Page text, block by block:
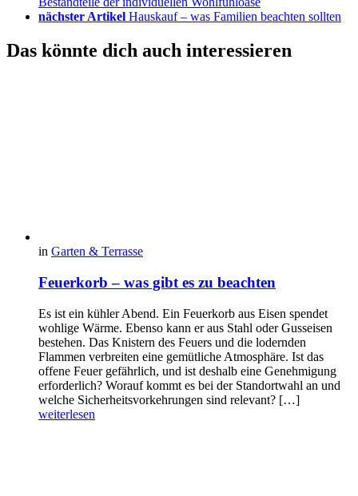
nächster Artikel Hauskauf – was Familien beachten sollten
Das könnte dich auch interessieren
in Garten & Terrasse
Feuerkorb – was gibt es zu beachten
Es ist ein kühler Abend. Ein Feuerkorb aus Eisen spendet
wohlige Wärme. Ebenso kann er aus Stahl oder Gusseisen
bestehen. Das Knistern des Feuers und die lodernden
Flammen verbreiten eine gemütliche Atmosphäre. Ist das
offene Feuer gefährlich, und ist deshalb eine Genehmigung
erforderlich? Worauf kommt es bei der Standortwahl an und
welche Sicherheitsvorkehrungen sind relevant? […]
weiterlesen